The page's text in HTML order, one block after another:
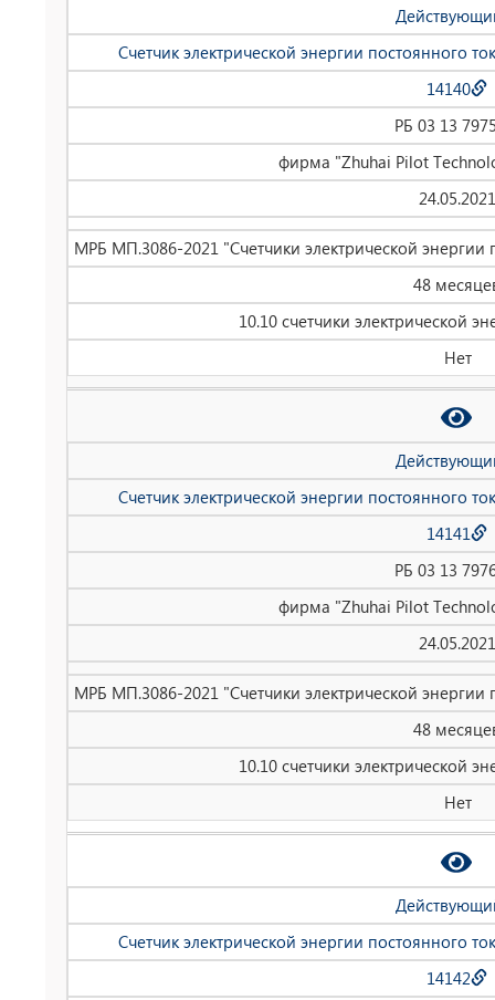
Счетчик электрической энергии постоянного
14140
РБ 03 13
фирма "Zhuhai Pilot
24.05.2021
МРБ МП.3086-2021 "Счетчики электрической энергии
48
10.10 счетчики электрической
Нет
Счетчик электрической энергии постоянного
14141
РБ 03 13
фирма "Zhuhai Pilot
24.05.2021
МРБ МП.3086-2021 "Счетчики электрической энергии
48
10.10 счетчики электрической
Нет
Счетчик электрической энергии постоянного
14142